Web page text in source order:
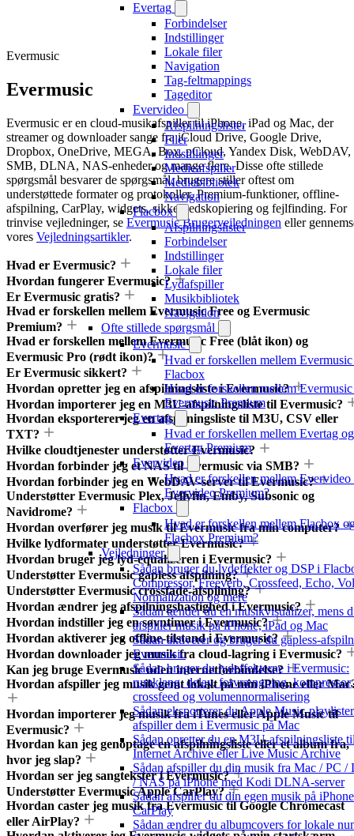
Evertag
Forbindelser
Indstillinger
Lokale filer
Navigation
Tag-feltmappings
Tageditor
Evervideo
Afspilningslister
Filer
Indstillinger
Medieafspiller
Mediebibliotek
Navigation
Flacbox
Afspilningslister
Forbindelser
Indstillinger
Lokale filer
Lydafspiller
Musikbibliotek
Navigation
Ofte stillede spørgsmål
Evermusic
Hvad er forskellen mellem
Flacbox
Hvad er forskellen mellem
Evermusic Premium
Evertag
Hvad er forskellen mellem Evertag og
Evertag Premium
Evervideo
Hvad er forskellen mellem Evervideo
Evervideo Premium?
Flacbox
Hvad er forskellen mellem Flacbox
Flacbox Premium?
Vejledninger
Sådan bruger du lydeffekter og DSP i
Compressor, Freeverb, Crossfeed, Echo,
Normalization og mere
Sådan tænder du en musikvisualizer, mens
afspiller musik på iPhone, iPad og Mac
Sådan aktiverer og bruger du gapless-
Evermusic
Sådan bruger du lydeffekterne i Evermusic:
rumklang, delay, forvrængning, kompressor,
crossfeed og volumennormalisering
Sådan eksporterer du Apple Music-
afspiller dem i Evermusic på Mac
Sådan opretter du en M3U-afspilningsliste
Internet Archive eller Live Music Archive
Sådan afspiller du din musik fra Mac / PC /
/ NAS på iPhone med Kodi DLNA-server
Sådan afspiller du din egen musik på
CarPlay
Sådan ændrer du albumcovers for lokale
Evermusic
Evermusic
Evermusic er en cloud-musikafspiller til iPhone, iPad og Mac, der
streamer og downloader sange fra iCloud Drive, Google Drive,
Dropbox, OneDrive, MEGA, Box, pCloud, Yandex Disk, WebDAV,
SMB, DLNA, NAS-enheder og mange flere. Disse ofte stillede
spørgsmål besvarer de spørgsmål, brugere stiller oftest om
understøttede formater og protokoller, Premium-funktioner, offline-
afspilning, CarPlay, widgets, sikkerhedskopiering og fejlfinding. For
trinvise vejledninger, se Evermusic Brugervejledningen eller
vores Vejledningsartikler.
Hvad er Evermusic?
Hvordan fungerer Evermusic?
Er Evermusic gratis?
Hvad er forskellen mellem Evermusic Free og Evermusic
Premium?
Hvad er forskellen mellem Evermusic Free (blåt ikon) og
Evermusic Pro (rødt ikon)?
Er Evermusic sikkert?
Hvordan opretter jeg en afspilningsliste i Evermusic?
Hvordan importerer jeg en M3U-afspilningsliste til Evermusic?
Hvordan eksporterer jeg en afspilningsliste til M3U, CSV eller
TXT?
Hvilke cloudtjenester understøtter Evermusic?
Hvordan forbinder jeg et NAS til Evermusic via SMB?
Hvordan forbinder jeg en WebDAV-server til Evermusic?
Understøtter Evermusic Plex, Jellyfin, Emby, Subsonic og
Navidrome?
Hvordan overfører jeg musik til Evermusic fra min computer?
Hvilke lydformater understøtter Evermusic?
Hvordan bruger jeg lyd-equalizeren i Evermusic?
Understøtter Evermusic gapless afspilning?
Understøtter Evermusic crossfade-afspilning?
Hvordan ændrer jeg afspilningshastighed i Evermusic?
Hvordan indstiller jeg en søvntimer i Evermusic?
Hvordan aktiverer jeg offline-tilstand i Evermusic?
Hvordan downloader jeg musik fra cloud-lagring i Evermusic?
Kan jeg bruge Evermusic uden internetforbindelse?
Hvordan afspiller jeg musik gemt lokalt på min iPhone eller
Hvordan importerer jeg musik fra iTunes eller Apple Music til
Evermusic?
Hvordan kan jeg genoptage en afspilningsliste eller et album fra,
hvor jeg slap?
Hvordan ser jeg sangtekster i Evermusic?
Understøtter Evermusic Apple CarPlay?
Hvordan caster jeg musik fra Evermusic til Google Chromecast
eller AirPlay?